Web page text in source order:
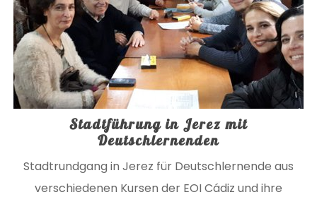
Stadtführung in Jerez mit
Deutschlernenden
Stadtrundgang in Jerez für Deutschlernende aus
verschiedenen Kursen der EOI Cádiz und ihre